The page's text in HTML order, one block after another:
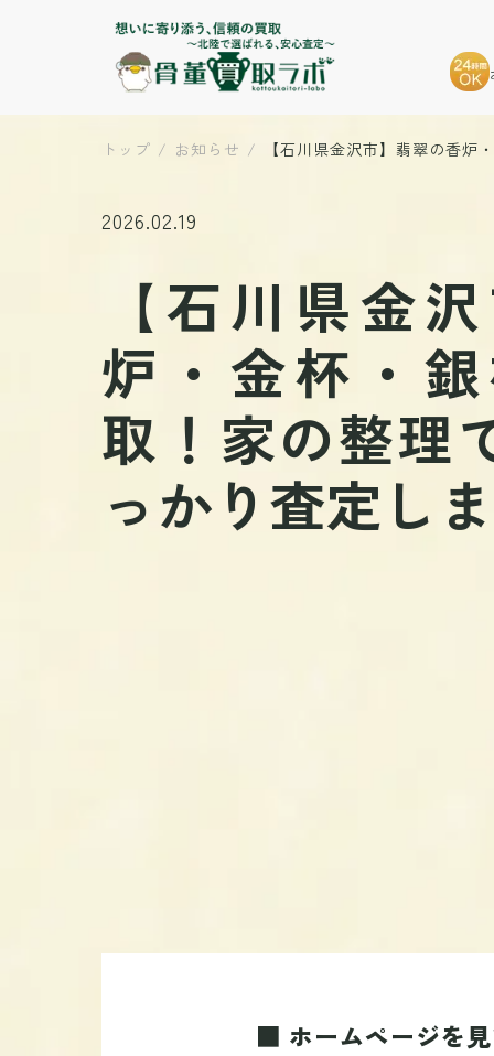
トップ お知らせ 【石川県金沢市】翡翠の香
2026.02.19
【石川県金
炉・金杯・
取！家の整理
っかり査定し
■ ホームページを